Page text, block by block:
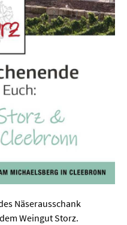
Näserausschank
Weingut Storz.